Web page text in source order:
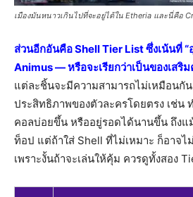
เมืองมันหนาวเกินไปที่จะอยู่ได้ใน Etheria และนี่คือ
ส่วนอีกอันคือShell Tier List ซึ่งเน้นที่
Animus — หรือจะเรียกว่าเป็นของเสริ
แต่ละชิ้นจะมีความสามารถไม่เหมือนกั
ประสิทธิภาพของตัวละครโดยตรง เช่น
คอลบ่อยขึ้น หรืออยู่รอดได้นานขึ้น ถึงแ
ท็อป แต่ถ้าใส่ Shell ที่ไม่เหมาะ ก็อาจไ
เพราะงั้นถ้าจะเล่นให้คุ้ม ควรดูทั้งสอง